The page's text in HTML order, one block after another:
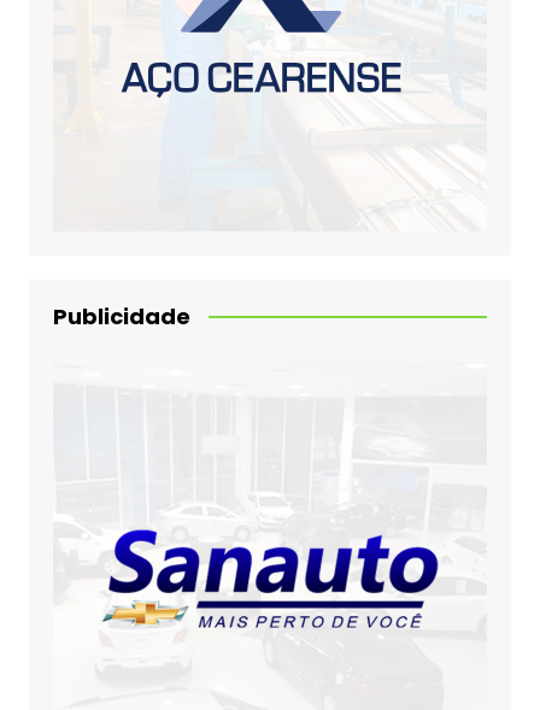
Publicidade